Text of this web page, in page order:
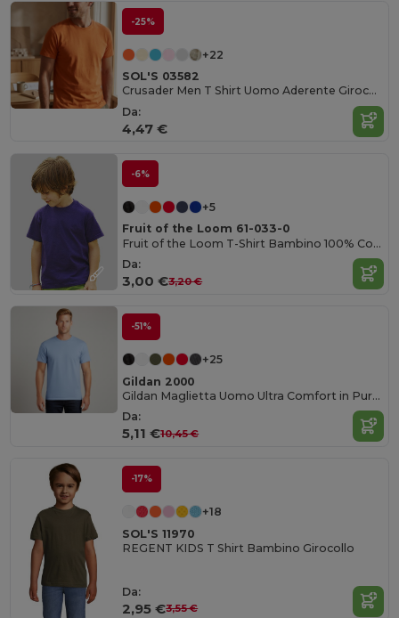
-25%
+22
SOL'S 03582
Crusader Men T Shirt Uomo Aderente Girocollo
Da:
4,47 €
-6%
+5
Fruit of the Loom 61-033-0
Fruit of the Loom T-Shirt Bambino 100% Cotone
Da:
3,00 €3,20 €
-51%
+25
Gildan 2000
Gildan Maglietta Uomo Ultra Comfort in Puro Cotone
Da:
5,11 €10,45 €
-17%
+18
SOL'S 11970
REGENT KIDS T Shirt Bambino Girocollo
Da:
2,95 €3,55 €